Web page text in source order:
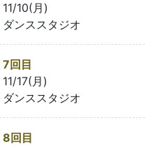
11/10(月)
ダンススタジオ
7回目
11/17(月)
ダンススタジオ
8回目